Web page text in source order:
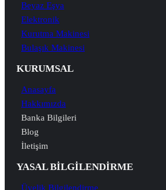
Beyaz Eşya
Elektronik
Kurutma Makinesi
Bulaşık Makinesi
KURUMSAL
Anasayfa
Hakkımızda
Banka Bilgileri
Blog
İletişim
YASAL BİLGİLENDİRME
Üyelik Bilgilendirme